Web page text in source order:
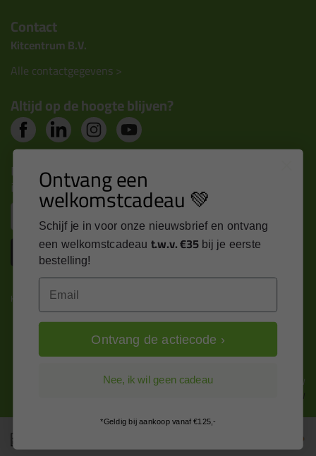
Contact
Kitcentrum B.V.
Alle contactgegevens >
Altijd op de hoogte blijven?
Nieuws, tips en exclusieve deals rechtstreeks in je
inbox
Inschrijven
Kitcentrum is trots op:
Alle prijzen zijn in EURO en excl. 21% BTW
wijzig naar incl. BTW
Ontvang een
welkomstcadeau 💚
Schijf je in voor onze nieuwsbrief en ontvang
een welkomstcadeau t.w.v. €35 bij je eerste
bestelling!
Email
Ontvang de actiecode ›
Nee, ik wil geen cadeau
*Geldig bij aankoop vanaf €125,-